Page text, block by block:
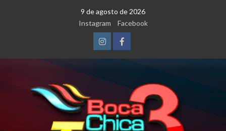
9 de agosto de 2026
Instagram
Facebook
InstagramFacebook